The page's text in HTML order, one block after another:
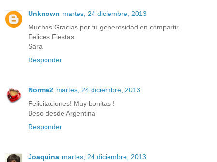
Unknown martes, 24 diciembre, 2013
Muchas Gracias por tu generosidad en compartir.
Felices Fiestas
Sara
Responder
Norma2 martes, 24 diciembre, 2013
Felicitaciones! Muy bonitas !
Beso desde Argentina
Responder
Joaquina martes, 24 diciembre, 2013